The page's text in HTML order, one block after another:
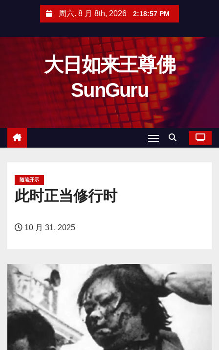
周六. 8 月 8th, 2026 2:18:59 PM
大日如来王尊佛
SunGuru
随笔开示
此时正当修行时
10 月 31, 2025